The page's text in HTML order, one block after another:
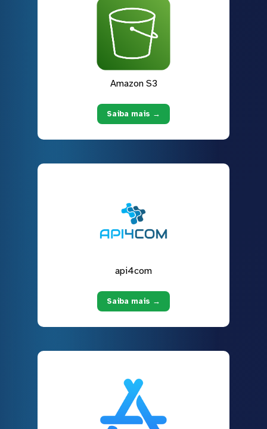
Amazon S3
Saiba mais →
api4com
Saiba mais →